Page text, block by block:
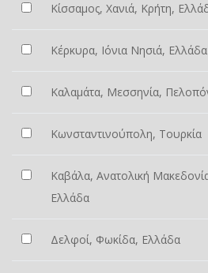
Κίσσαμος, Χανιά, Κρήτη,
Κέρκυρα, Ιόνια Νησιά, Ελλάδα
Καλαμάτα, Μεσσηνία,
Κωνσταντινούπολη, Τουρκία
Καβάλα, Ανατολική
Ελλάδα
Δελφοί, Φωκίδα, Ελλάδα